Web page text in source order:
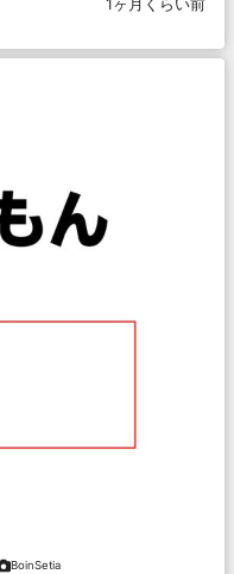
1ヶ月くらい前
BoinSetia